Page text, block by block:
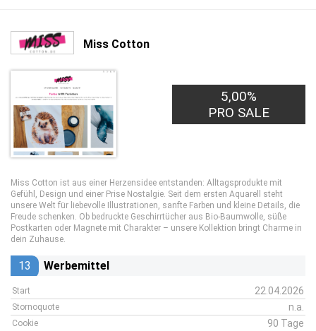
Miss Cotton
5,00%
PRO SALE
Miss Cotton ist aus einer Herzensidee entstanden: Alltagsprodukte mit
Gefühl, Design und einer Prise Nostalgie. Seit dem ersten Aquarell steht
unsere Welt für liebevolle Illustrationen, sanfte Farben und kleine Details, die
Freude schenken. Ob bedruckte Geschirrtücher aus Bio-Baumwolle, süße
Postkarten oder Magnete mit Charakter – unsere Kollektion bringt Charme in
dein Zuhause.
13 Werbemittel
Start 22.04.2026
Stornoquote n.a.
Cookie 90 Tage